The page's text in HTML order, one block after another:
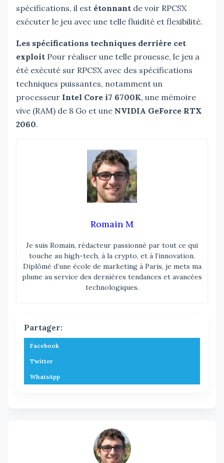
spécifications, il est étonnant de voir RPCSX
exécuter le jeu avec une telle fluidité et flexibilité.
Les spécifications techniques derrière cet
exploit Pour réaliser une telle prouesse, le jeu a
été exécuté sur RPCSX avec des spécifications
techniques puissantes, notamment un
processeur Intel Core i7 6700K, une mémoire
vive (RAM) de 8 Go et une NVIDIA GeForce RTX
2060.
Romain M
Je suis Romain, rédacteur passionné par tout ce qui
touche au high-tech, à la crypto, et à l’innovation.
Diplômé d’une école de marketing à Paris, je mets ma
plume au service des dernières tendances et avancées
technologiques.
Partager:
Facebook
Twitter
WhatsApp